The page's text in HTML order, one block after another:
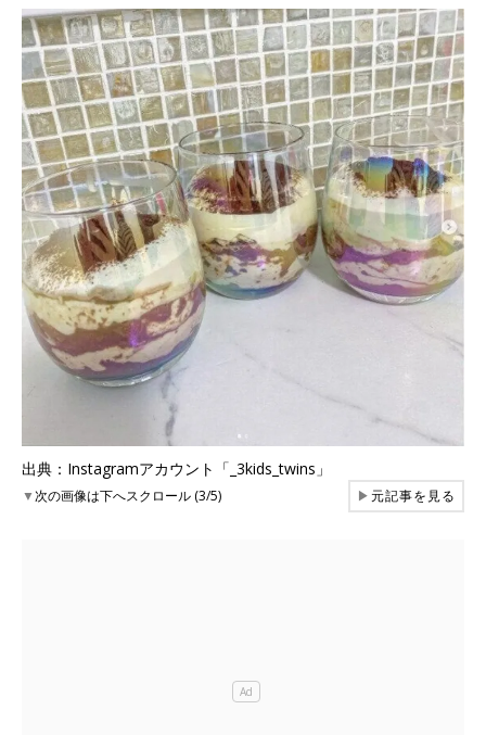
出典：Instagramアカウント「_3kids_twins」
▼次の画像は下へスクロール (3/5) ▶元記事を見る